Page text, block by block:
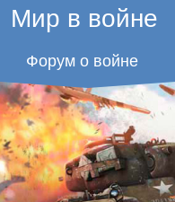
Мир в войне
Форум о войне